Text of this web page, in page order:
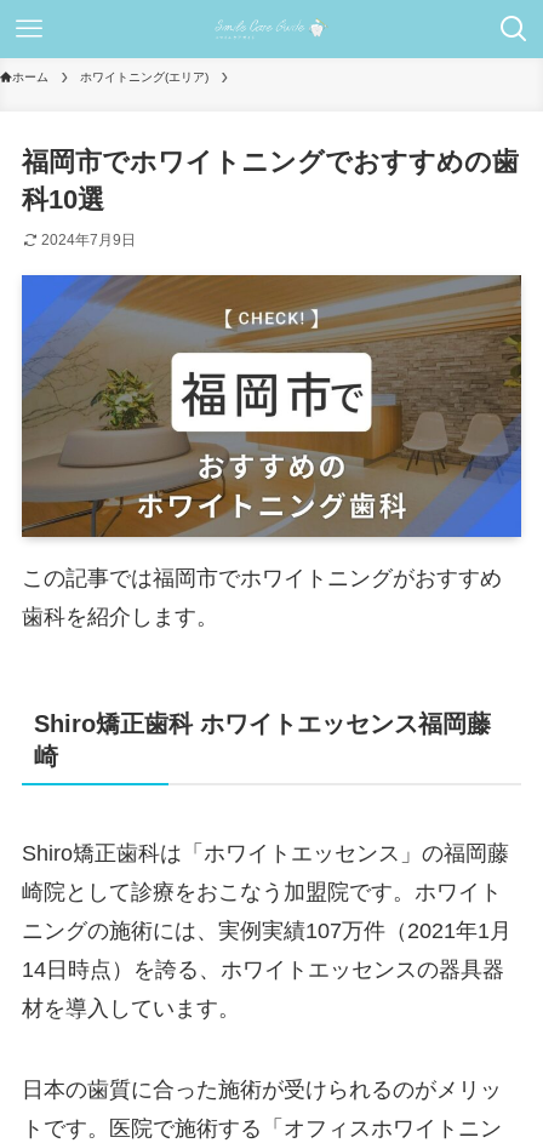
ホーム ホワイトニング(エリア)
福岡市でホワイトニングでおすすめの歯
科10選
2024年7月9日
この記事では福岡市でホワイトニングがおすすめ
歯科を紹介します。
Shiro矯正歯科 ホワイトエッセンス福岡藤
崎
Shiro矯正歯科は「ホワイトエッセンス」の福岡藤
崎院として診療をおこなう加盟院です。ホワイト
ニングの施術には、実例実績107万件（2021年1月
14日時点）を誇る、ホワイトエッセンスの器具器
材を導入しています。
日本の歯質に合った施術が受けられるのがメリッ
トです。医院で施術する「オフィスホワイトニン